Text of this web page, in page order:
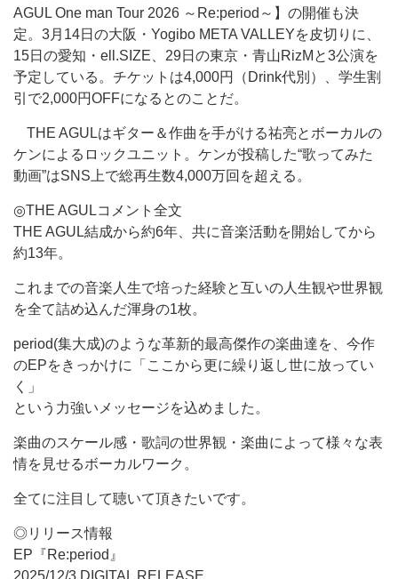
AGUL One man Tour 2026 ～Re:period～】の開催も決
定。3月14日の大阪・Yogibo META VALLEYを皮切りに、
15日の愛知・ell.SIZE、29日の東京・青山RizMと3公演を
予定している。チケットは4,000円（Drink代別）、学生割
引で2,000円OFFになるとのことだ。
THE AGULはギター＆作曲を手がける祐亮とボーカルの
ケンによるロックユニット。ケンが投稿した“歌ってみた
動画”はSNS上で総再生数4,000万回を超える。
◎THE AGULコメント全文
THE AGUL結成から約6年、共に音楽活動を開始してから
約13年。
これまでの音楽人生で培った経験と互いの人生観や世界観
を全て詰め込んだ渾身の1枚。
period(集大成)のような革新的最高傑作の楽曲達を、今作
のEPをきっかけに「ここから更に繰り返し世に放ってい
く」
という力強いメッセージを込めました。
楽曲のスケール感・歌詞の世界観・楽曲によって様々な表
情を見せるボーカルワーク。
全てに注目して聴いて頂きたいです。
◎リリース情報
EP『Re:period』
2025/12/3 DIGITAL RELEASE